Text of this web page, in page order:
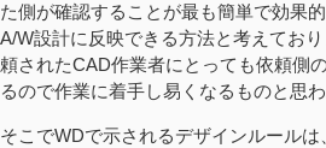
た側が確認することが最も簡単で効果
A/W設計に反映できる方法と考えてお
頼されたCAD作業者にとっても依頼側
るので作業に着手し易くなるものと思わ
そこでWDで示されるデザインルール